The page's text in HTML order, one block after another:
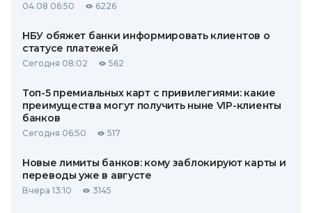
04.08 06:50 6226
НБУ обяжет банки информировать клиентов о
статусе платежей
Сегодня 08:02 562
Топ-5 премиальных карт с привилегиями: какие
преимущества могут получить ныне VIP-клиенты
банков
Сегодня 06:50 517
Новые лимиты банков: кому заблокируют карты и
переводы уже в августе
Вчера 13:10 3145